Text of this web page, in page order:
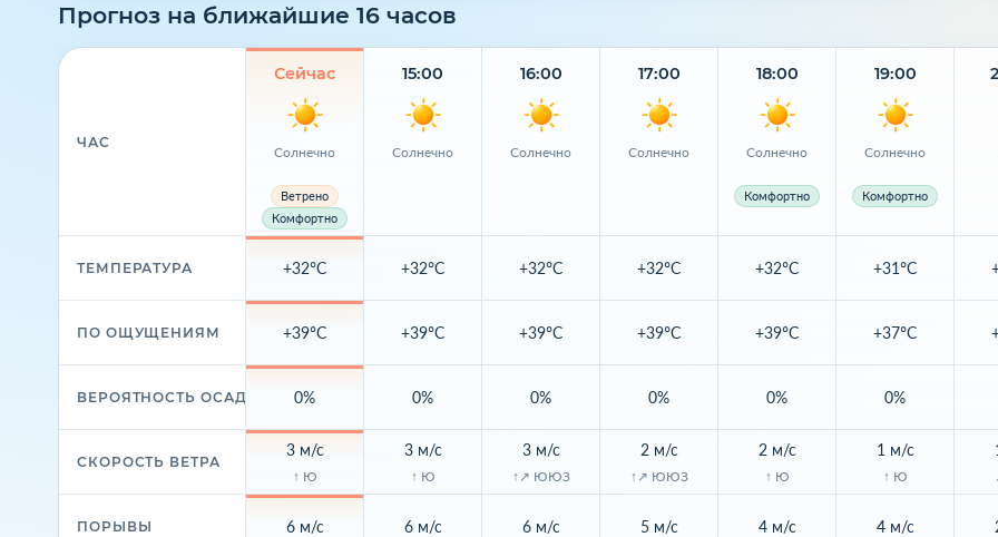
Прогноз на ближайшие 16 часов
ЧАС
ТЕМПЕРАТУРА
ПО ОЩУЩЕНИЯМ
ВЕРОЯТНОСТЬ ОСАДКОВ
СКОРОСТЬ ВЕТРА
ПОРЫВЫ
Сейчас
Солнечно
Ветрено
Комфортно
+32°C
+39°C
0%
3 м/с
↑ Ю
6 м/с
15:00
Солнечно
+32°C
+39°C
0%
3 м/с
↑ Ю
6 м/с
16:00
Солнечно
+32°C
+39°C
0%
3 м/с
↑↗ ЮЮЗ
6 м/с
17:00
Солнечно
+32°C
+39°C
0%
2 м/с
↑↗ ЮЮЗ
5 м/с
18:00
Солнечно
Комфортно
+32°C
+39°C
0%
2 м/с
↑ Ю
4 м/с
19:00
Солнечно
Комфортно
+31°C
+37°C
0%
1 м/с
↑ Ю
4 м/с